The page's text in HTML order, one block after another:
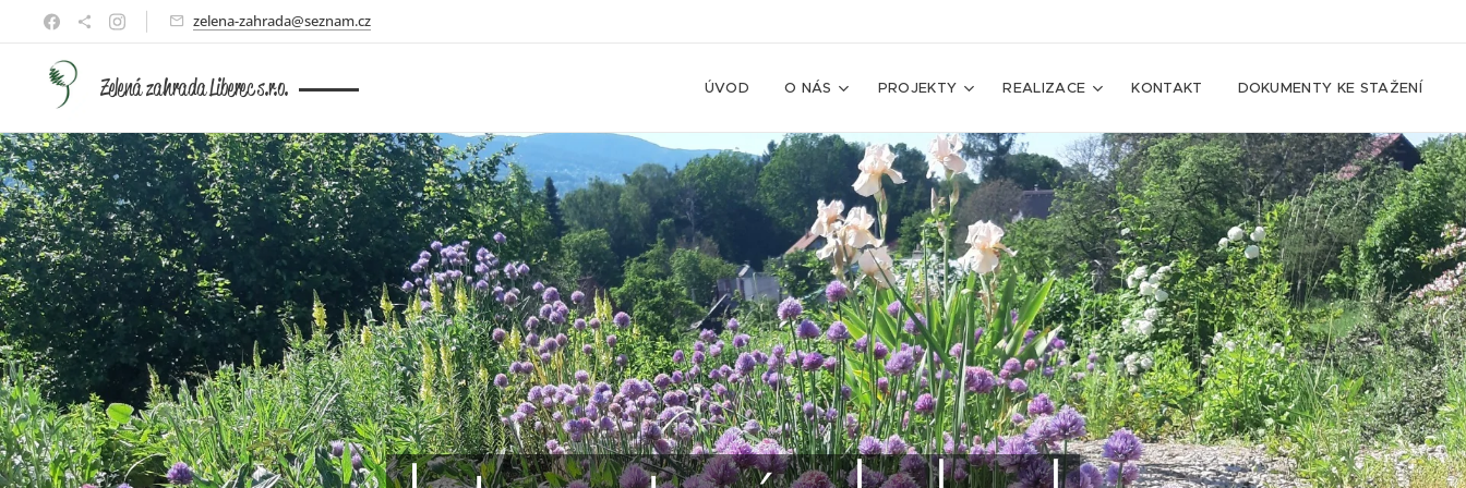
zelena-zahrada@seznam.cz
Zelená zahrada Liberec s.r.o. ÚVOD O NÁS PROJEKTY REALIZACE KONTAKT DOKUMENTY KE STAŽENÍ